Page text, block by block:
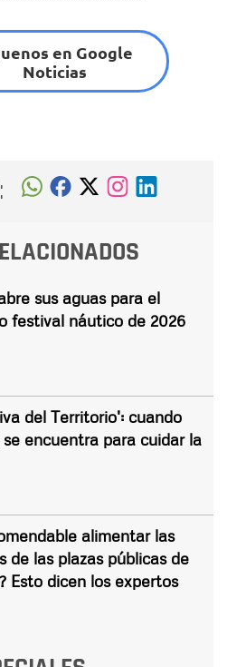
en Google
Noticias
sus aguas para el
festival náutico de 2026
del Territorio': cuando
encuentra para cuidar la
alimentar las
de las plazas públicas de
Esto dicen los expertos